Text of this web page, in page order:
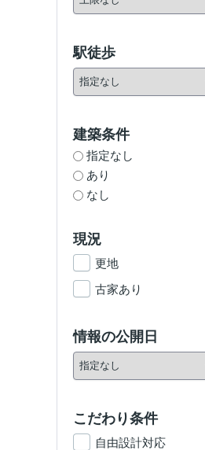
駅徒歩
建築条件
指定なし
あり
なし
現況
更地
古家あり
情報の公開日
こだわり条件
自由設計対応